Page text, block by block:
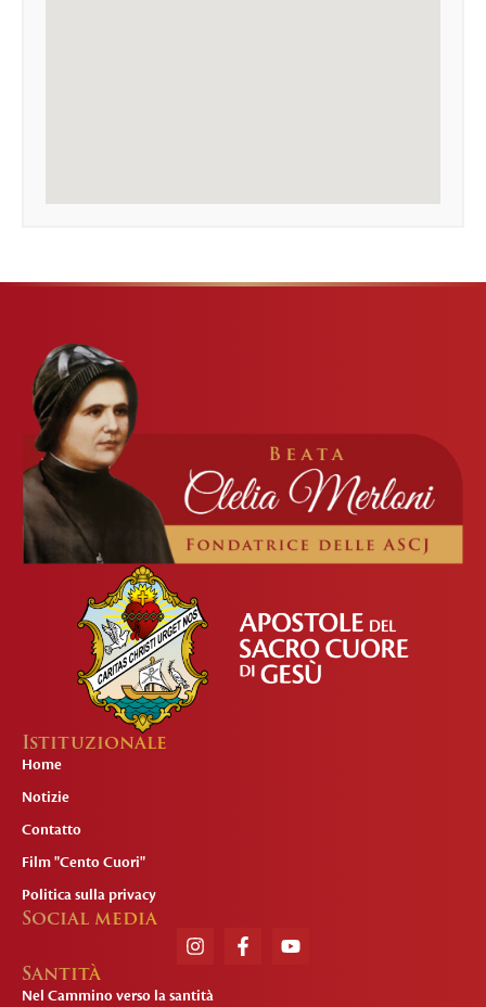
Istituzionale
Home
Notizie
Contatto
Film "Cento Cuori"
Politica sulla privacy
Social media
Santità
Nel Cammino verso la santità